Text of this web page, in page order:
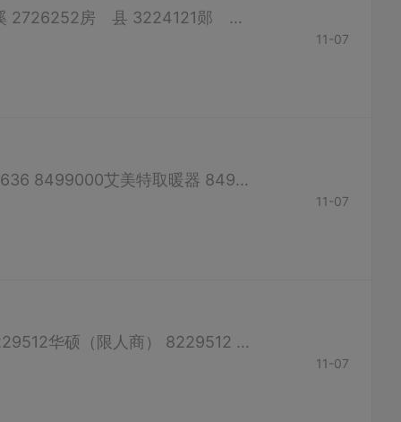
张湾区 8675507茅箭区 8791330白浪人事局 8319860竹 山 4225235竹 溪 2726252房 县 3224121郧 西 6227422郧 阳 7228591 丹 江 5236725 （如有错误，请联系客服修...
11-07
格兰仕 8496448 LG 8661819 13872839352海尔 8219999美的取暖器 8683636 8499000艾美特取暖器 8496448泰力浴霸 8202007格力取暖器 8486007先锋取暖器 13593723811奥普浴霸 8678533飞雕浴霸 81...
11-07
联想 8674713方正 8680924同方 8229512 IBM 8200690三星（限人商） 8229512华硕（限人商） 8229512 （如有错误，请联系客服修改） 十堰手机售后服务电话 摩托罗拉 8652088 诺基亚 8118567三...
11-07